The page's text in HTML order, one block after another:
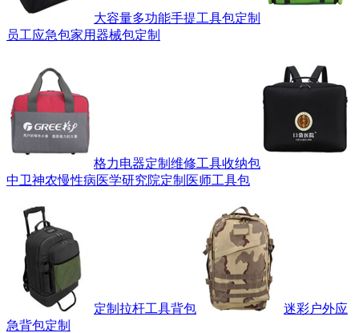
大容量多功能手提工具包定制
员工应急包家用器械包定制
格力电器定制维修工具收纳包
中卫神农慢性病医学研究院定制医师工具包
定制拉杆工具背包
迷彩户外应
急背包定制